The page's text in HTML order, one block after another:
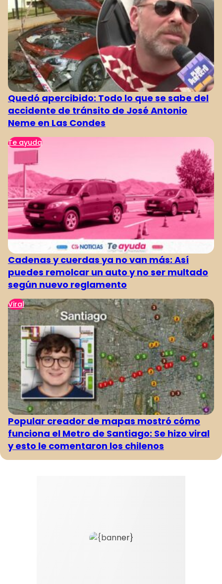
Quedó apercibido: Todo lo que se sabe del
accidente de tránsito de José Antonio
Neme en Las Condes
Te ayuda
Cadenas y cuerdas ya no van más: Así
puedes remolcar un auto y no ser multado
según nuevo reglamento
Viral
Popular creador de mapas mostró cómo
funciona el Metro de Santiago: Se hizo viral
y esto le comentaron los chilenos